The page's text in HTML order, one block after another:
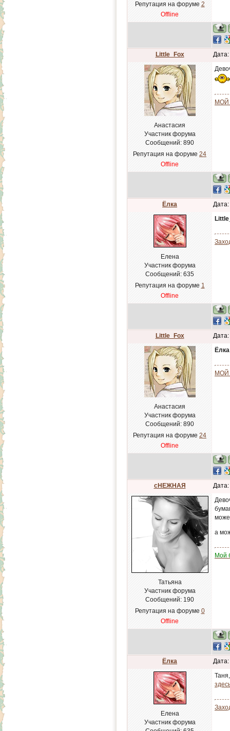
Репутация на форуме 2
Offline
Little_Fox
Анастасия
Участник форума
Сообщений: 890
Репутация на форуме 24
Offline
МОЙ
Ёлка
Елена
Участник форума
Сообщений: 635
Репутация на форуме 1
Offline
Little_Fox
Анастасия
Участник форума
Сообщений: 890
Репутация на форуме 24
Offline
Ёлка
МОЙ
сНЕЖНАЯ
Татьяна
Участник форума
Сообщений: 190
Репутация на форуме 0
Offline
а
Мой
Ёлка
Елена
Участник форума